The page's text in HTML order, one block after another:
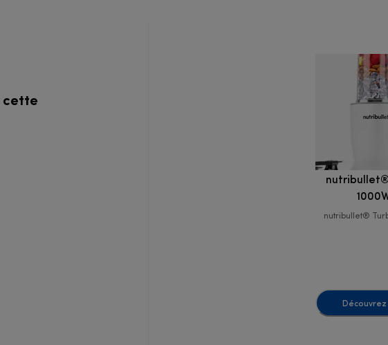
cette
nutribullet®
Découvrez